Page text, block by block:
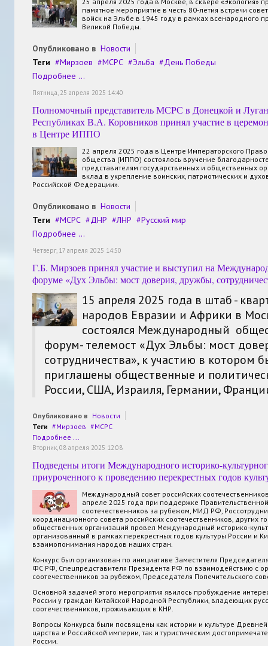
памятное мероприятие в честь 80-летия встречи
войск на Эльбе в 1945 году в рамках всенародного
Великой Победы.
Опубликовано в Новости
Теги
Мирзоев МСРС Эльба
День Победы
Подробнее ...
Пятница, 25 апреля 2025 14:40
Полномочный представитель МСРС в Донецкой и
Республиках В.А. Коровников принял участие в
в Центре ИППО
22 апреля 2025 года в Центре Императорского
общества (ИППО) состоялось вручение
представителям государственных и общественных
вклад в укрепление воинских, патриотических и
Российской Федерации».
Опубликовано в Новости
Теги
МСРС ДНР ЛНР
Русский мир
Подробнее ...
Четверг, 17 апреля 2025 14:50
Г.Б. Мирзоев принял участие и выступил на
форуме «Дух Эльбы: мост доверия, дружбы,
15 апреля 2025 года в штаб -
народов Евразии и Африки в
состоялся Международный
форум- телемост «Дух Эльбы: мост
сотрудничества», к участию в котором
приглашены общественные и
России, США, Израиля, Германии,
Опубликовано в Новости
Теги
Мирзоев
МСРС
Подробнее ...
Вторник, 08 апреля 2025 12:08
Подведены итоги Международного историко-
приуроченного к проведению перекрестных годов
Международный совет российских
апреле 2025 года при поддержке
соотечественников за рубежом, МИД РФ,
координационного совета российских соотечественников, других
общественных организаций провел Международный историко-
организованный в рамках перекрестных годов культуры России и
взаимопонимания народов наших стран.
Конкурс был организован по инициативе Заместителя
ФС РФ, Спецпредставителя Президента РФ по взаимодействию с
соотечественников за рубежом, Председателя Попечительского
Основной задачей этого мероприятия явилось пробуждение
России у граждан Китайской Народной Республики, владеющих
соотечественников, проживающих в КНР.
Вопросы Конкурса были посвящены как истории и культуре Древней
царства и Российской империи, так и туристическим
России.